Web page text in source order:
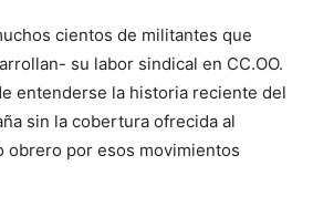
cientos de militantes que
su labor sindical en CC.OO.
entenderse la historia reciente del
sin la cobertura ofrecida al
obrero por esos movimientos